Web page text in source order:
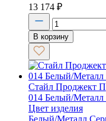
13 174 ₽
В корзину
Стайл Проджект
014 Белый/
Цвет изделия
Белый/Металл